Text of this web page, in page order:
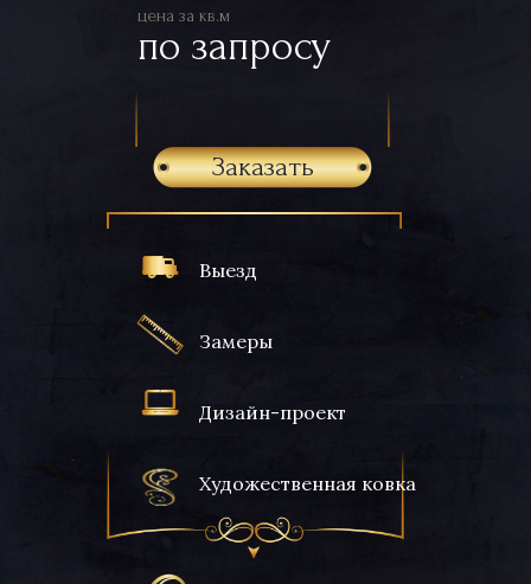
Выезд
Замеры
Дизайн-проект
Художественная ковка
цена за кв.м
по запросу
Заказать